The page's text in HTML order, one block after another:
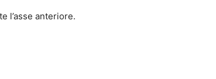
l’asse anteriore.